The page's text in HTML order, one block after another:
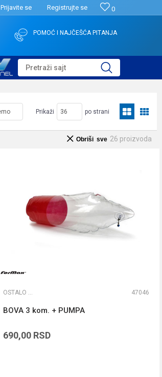
0
Prijavite se Registrujte se
POMOĆ I NAJČEŠĆA PITANJA
Pretraži sajt
Prikaži po strani
26 proizvoda
Obriši sve
OSTALO ŠARANSKO 47046
BOVA 3 kom. + PUMPA
690,00 RSD